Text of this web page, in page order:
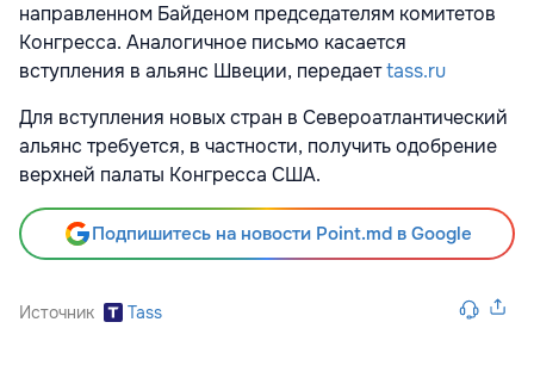
направленном Байденом председателям комитетов
Конгресса. Аналогичное письмо касается
вступления в альянс Швеции, передаетtass.ru
Для вступления новых стран в Североатлантический
альянс требуется, в частности, получить одобрение
верхней палаты Конгресса США.
Подпишитесь на новости Point.md в Google
Источник Tass